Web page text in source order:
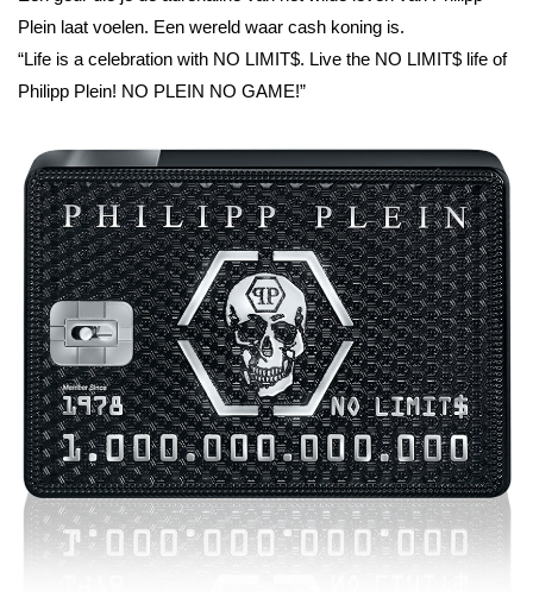
Plein laat voelen. Een wereld waar cash koning is.
“Life is a celebration with NO LIMIT$. Live the NO LIMIT$ life of
Philipp Plein! NO PLEIN NO GAME!”